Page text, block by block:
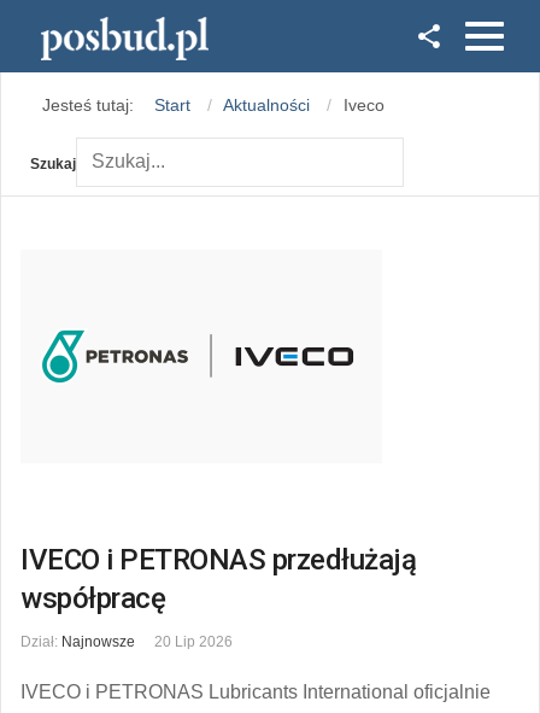
Instagram
Jesteś tutaj: Start Aktualności Iveco
Szukaj
IVECO i PETRONAS przedłużają
współpracę
Dział: Najnowsze 20 Lip 2026
IVECO i PETRONAS Lubricants International oficjalnie